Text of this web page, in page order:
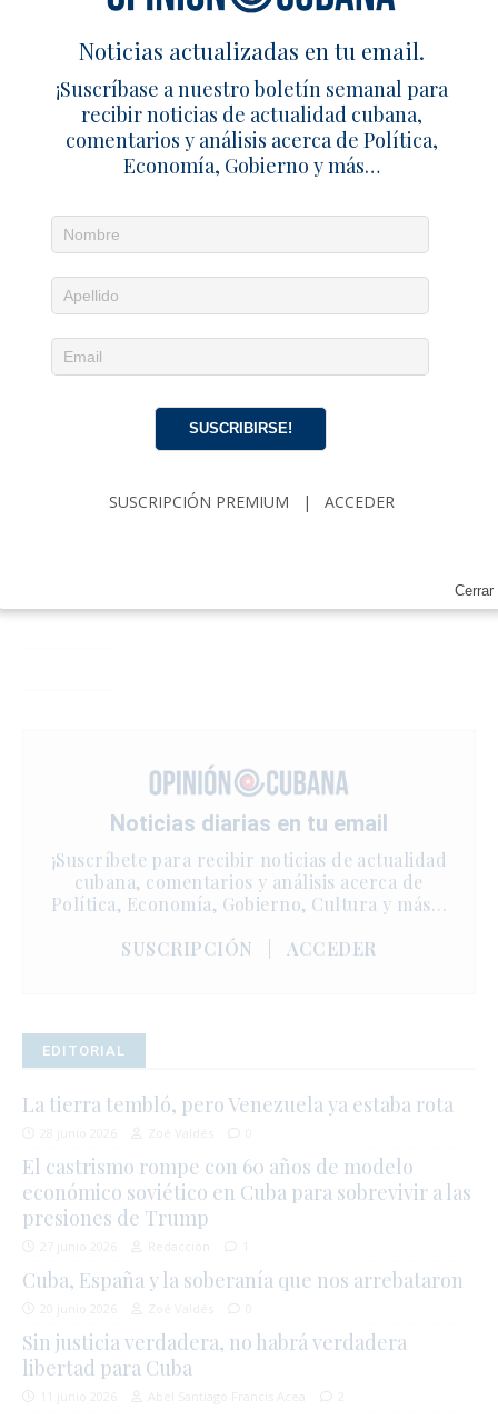
La vida por todo lo alto de Manuel
Alejandro Marrero, hijo del primer
ministro de Cuba
28 abril 2021 Redacción 0
SÉ EL PRIMERO EN COMENTAR
Deja un comentario
Noticias diarias en tu email
¡Suscríbete para recibir noticias de actualidad
cubana, comentarios y análisis acerca de
Política, Economía, Gobierno, Cultura y más…
SUSCRIPCIÓN
ACCEDER
EDITORIAL
La tierra tembló, pero Venezuela ya estaba rota
El castrismo rompe con 60 años de modelo
económico soviético en Cuba para sobrevivir a las
presiones de Trump
Cuba, España y la soberanía que nos arrebataron
Sin justicia verdadera, no habrá verdadera
libertad para Cuba
Cerrar
Noticias actualizadas en tu email.
¡Suscríbase a nuestro boletín semanal para
recibir noticias de actualidad cubana,
comentarios y análisis acerca de Política,
Economía, Gobierno y más…
SUSCRIBIRSE!
SUSCRIPCIÓN PREMIUM | ACCEDER